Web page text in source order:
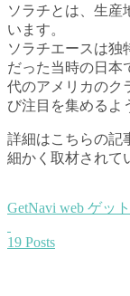
ソラチとは、生産
います。
ソラチエースは独
だった当時の日本
代のアメリカのク
び注目を集めるよ
詳細はこちらの記
細かく取材されて
GetNavi web ゲッ
19 Posts